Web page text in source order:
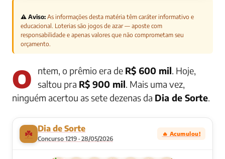
⚠️ Aviso: As informações desta matéria têm caráter informativo e
educacional. Loterias são jogos de azar — aposte com
responsabilidade e apenas valores que não comprometam seu
orçamento.
Ontem, o prêmio era de R$ 600 mil. Hoje,
saltou pra R$ 900 mil. Mais uma vez,
ninguém acertou as sete dezenas da Dia de Sorte.
☘️ Dia de Sorte
Concurso 1219 · 28/05/2026
🔥 Acumulou!